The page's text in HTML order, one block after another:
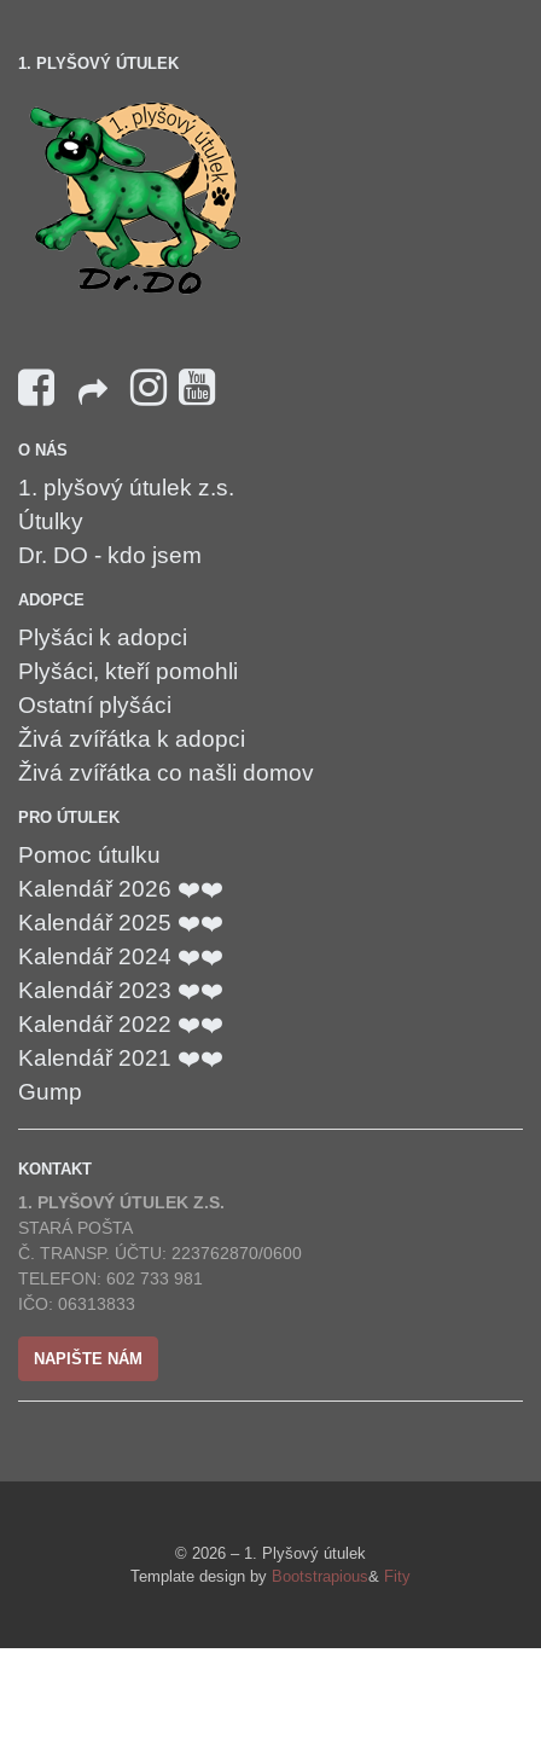
1. PLYŠOVÝ ÚTULEK
O NÁS
1. plyšový útulek z.s.
Útulky
Dr. DO - kdo jsem
ADOPCE
Plyšáci k adopci
Plyšáci, kteří pomohli
Ostatní plyšáci
Živá zvířátka k adopci
Živá zvířátka co našli domov
PRO ÚTULEK
Pomoc útulku
Kalendář 2026 ❤️❤️
Kalendář 2025 ❤️❤️
Kalendář 2024 ❤️❤️
Kalendář 2023 ❤️❤️
Kalendář 2022 ❤️❤️
Kalendář 2021 ❤️❤️
Gump
KONTAKT
1. PLYŠOVÝ ÚTULEK Z.S.
STARÁ POŠTA
Č. TRANSP. ÚČTU: 223762870/0600
TELEFON: 602 733 981
IČO: 06313833
NAPIŠTE NÁM
© 2026 – 1. Plyšový útulek
Template design by Bootstrapious& Fity